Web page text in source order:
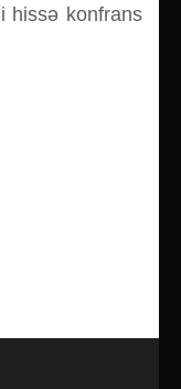
hissə konfrans